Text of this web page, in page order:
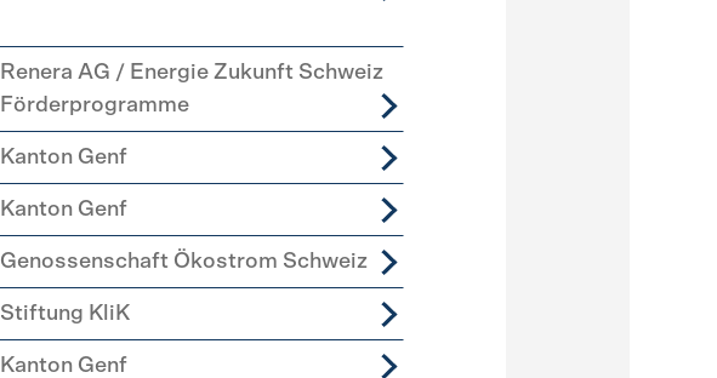
Renera AG / Energie Zukunft Schweiz
Förderprogramme
Kanton Genf
Kanton Genf
Genossenschaft Ökostrom Schweiz
Stiftung KliK
Kanton Genf